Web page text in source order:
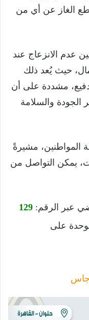
الغاز عن أي من
عدم الانزعاج عند
حيث يُعد ذلك
مشددة على أن
الجودة والسلامة
المواطنين، مشيرةً
يمكن التواصل من
عبر الرقم: 129
على
جاس